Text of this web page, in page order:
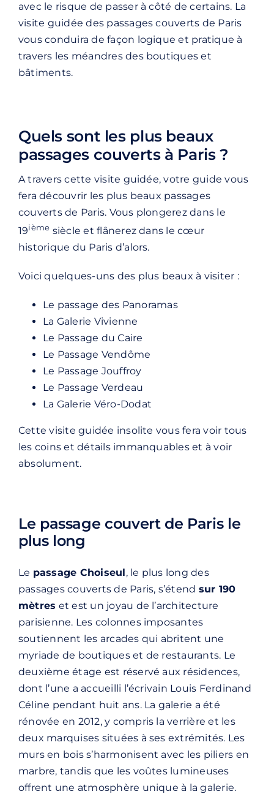
avec le risque de passer à côté de certains. La
visite guidée des passages couverts de Paris
vous conduira de façon logique et pratique à
travers les méandres des boutiques et
bâtiments.
Quels sont les plus beaux
passages couverts à Paris ?
A travers cette visite guidée, votre guide vous
fera découvrir les plus beaux passages
couverts de Paris. Vous plongerez dans le
19ième siècle et flânerez dans le cœur
historique du Paris d’alors.
Voici quelques-uns des plus beaux à visiter :
Le passage des Panoramas
La Galerie Vivienne
Le Passage du Caire
Le Passage Vendôme
Le Passage Jouffroy
Le Passage Verdeau
La Galerie Véro-Dodat
Cette visite guidée insolite vous fera voir tous
les coins et détails immanquables et à voir
absolument.
Le passage couvert de Paris le
plus long
Le passage Choiseul, le plus long des
passages couverts de Paris, s’étend sur 190
mètres et est un joyau de l’architecture
parisienne. Les colonnes imposantes
soutiennent les arcades qui abritent une
myriade de boutiques et de restaurants. Le
deuxième étage est réservé aux résidences,
dont l’une a accueilli l’écrivain Louis Ferdinand
Céline pendant huit ans. La galerie a été
rénovée en 2012, y compris la verrière et les
deux marquises situées à ses extrémités. Les
murs en bois s’harmonisent avec les piliers en
marbre, tandis que les voûtes lumineuses
offrent une atmosphère unique à la galerie.